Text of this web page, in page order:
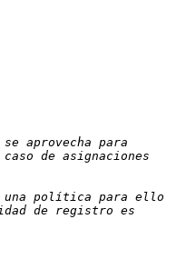
aprovecha para
de asignaciones
una política para ello
de registro es